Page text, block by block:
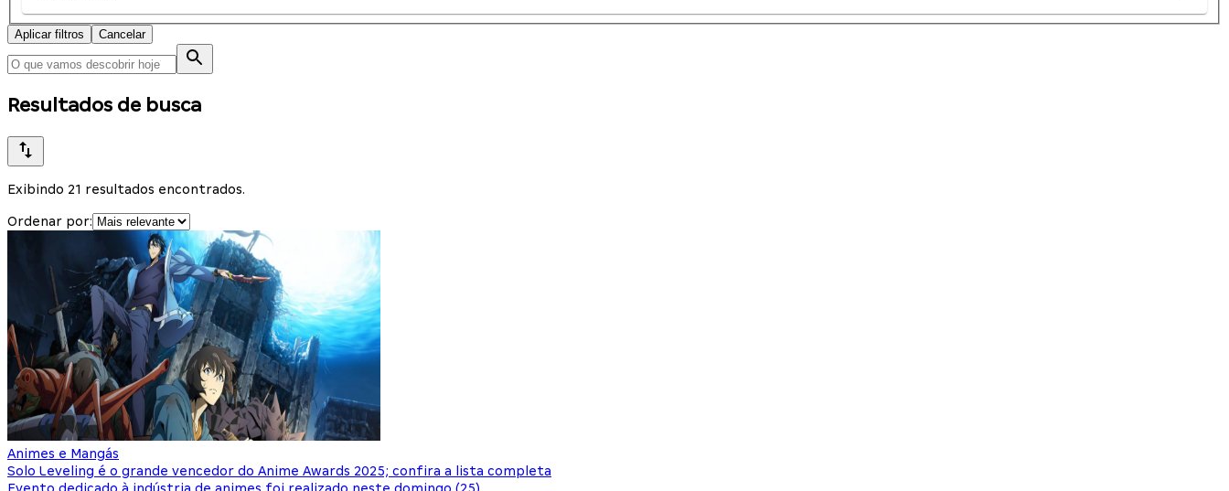
Aplicar filtros Cancelar
Resultados de busca
Exibindo 21 resultados encontrados.
Ordenar por:
Animes e Mangás
Solo Leveling é o grande vencedor do Anime Awards 2025; confira a lista completa